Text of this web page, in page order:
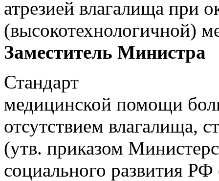
атрезией влагалища при
(высокотехнологичной)
Заместитель Министра
Стандарт
медицинской помощи
отсутствием влагалища,
(утв. приказом
социального развития